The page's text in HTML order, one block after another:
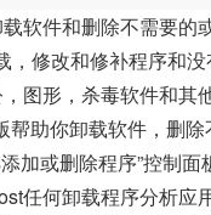
软件和删除不需要的
修改和修补程序和
图形，杀毒软件和其
助你卸载软件，删
加或删除程序”控制面
任何卸载程序分析应